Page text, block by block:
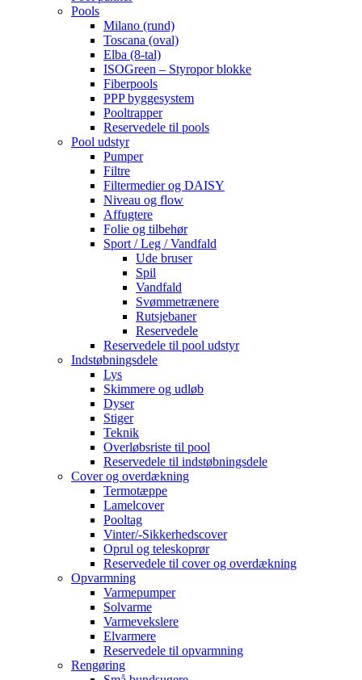
Pools
Milano (rund)
Toscana (oval)
Elba (8-tal)
ISOGreen – Styropor blokke
Fiberpools
PPP byggesystem
Pooltrapper
Reservedele til pools
Pool udstyr
Pumper
Filtre
Filtermedier og DAISY
Niveau og flow
Affugtere
Folie og tilbehør
Sport / Leg / Vandfald
Ude bruser
Spil
Vandfald
Svømmetrænere
Rutsjebaner
Reservedele
Reservedele til pool udstyr
Indstøbningsdele
Lys
Skimmere og udløb
Dyser
Stiger
Teknik
Overløbsriste til pool
Reservedele til indstøbningsdele
Cover og overdækning
Termotæppe
Lamelcover
Pooltag
Vinter/-Sikkerhedscover
Oprul og teleskoprør
Reservedele til cover og overdækning
Opvarmning
Varmepumper
Solvarme
Varmevekslere
Elvarmere
Reservedele til opvarmning
Rengøring